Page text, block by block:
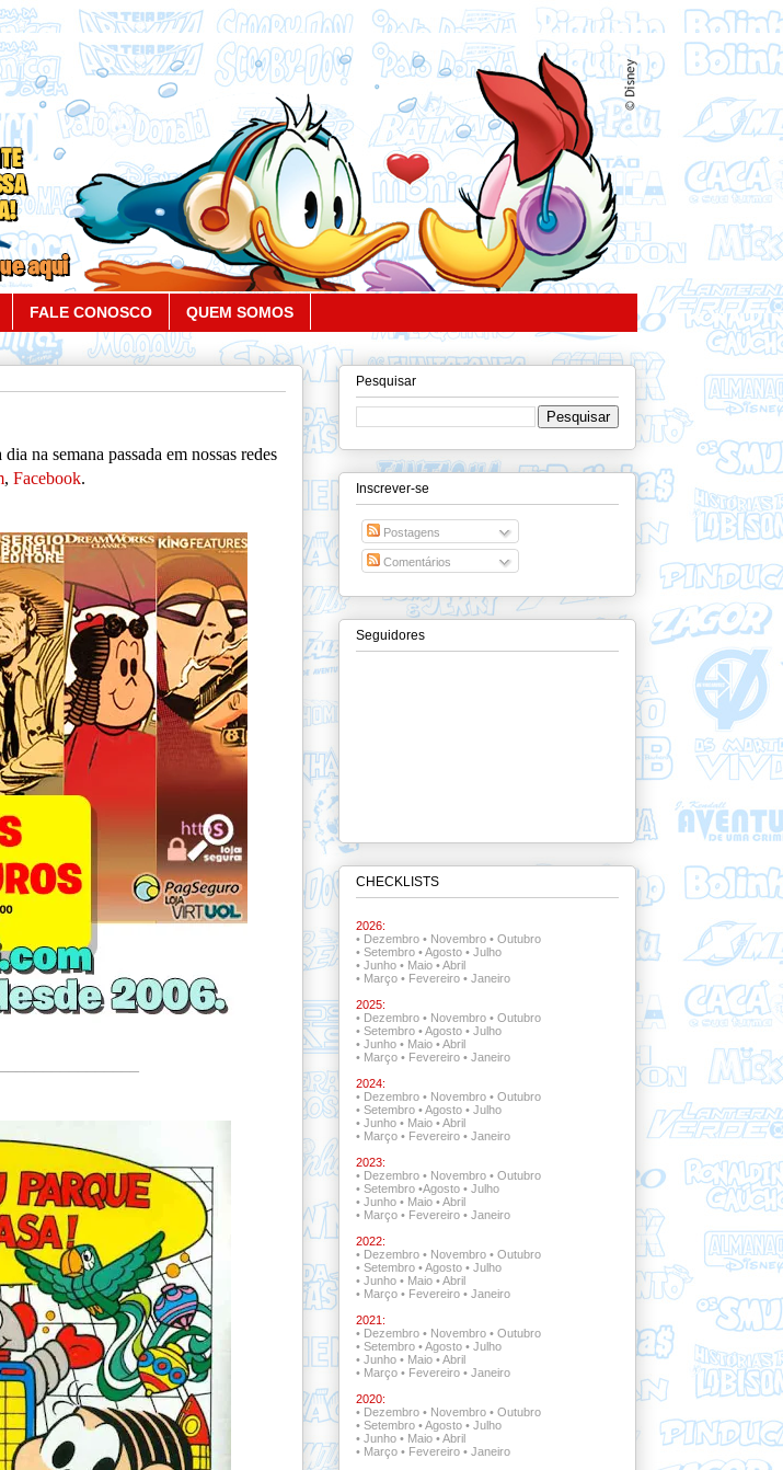
FALE CONOSCO QUEM SOMOS
na semana passada em nossas redes
,Facebook.
Pesquisar
Inscrever-se
Postagens
Comentários
Seguidores
CHECKLISTS
2026:
• Dezembro• Novembro• Outubro
• Setembro•Agosto• Julho
• Junho• Maio•Abril
• Março• Fevereiro• Janeiro
2025:
• Dezembro• Novembro• Outubro
• Setembro•Agosto• Julho
• Junho• Maio•Abril
• Março• Fevereiro• Janeiro
2024:
• Dezembro• Novembro• Outubro
• Setembro•Agosto• Julho
• Junho• Maio•Abril
• Março• Fevereiro• Janeiro
2023:
• Dezembro• Novembro• Outubro
• Setembro•Agosto• Julho
• Junho• Maio•Abril
• Março• Fevereiro• Janeiro
2022:
• Dezembro • Novembro• Outubro
• Setembro •Agosto• Julho
• Junho• Maio•Abril
• Março• Fevereiro• Janeiro
2021:
• Dezembro • Novembro • Outubro
• Setembro•Agosto• Julho
• Junho• Maio•Abril
• Março• Fevereiro• Janeiro
2020:
• Dezembro• Novembro• Outubro
• Setembro•Agosto• Julho
• Junho• Maio•Abril
• Março• Fevereiro• Janeiro